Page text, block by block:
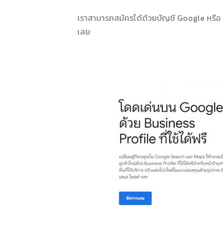
เราสามารถสมัครได้ด้วยบัญชี Google หรื
เลย